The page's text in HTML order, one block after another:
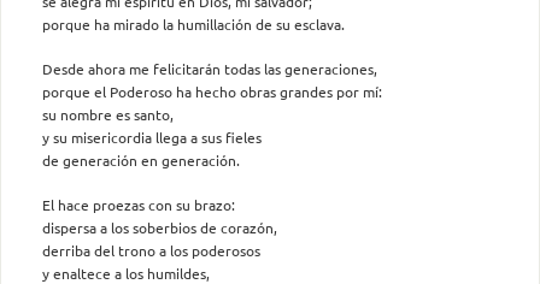
porque ha mirado la humillación de su esclava.
Desde ahora me felicitarán todas las generaciones,
porque el Poderoso ha hecho obras grandes por mí:
su nombre es santo,
y su misericordia llega a sus fieles
de generación en generación.
El hace proezas con su brazo:
dispersa a los soberbios de corazón,
derriba del trono a los poderosos
y enaltece a los humildes,